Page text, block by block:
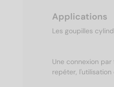
Applications
Les goupilles
Une connexion
repéter, l'utilisation